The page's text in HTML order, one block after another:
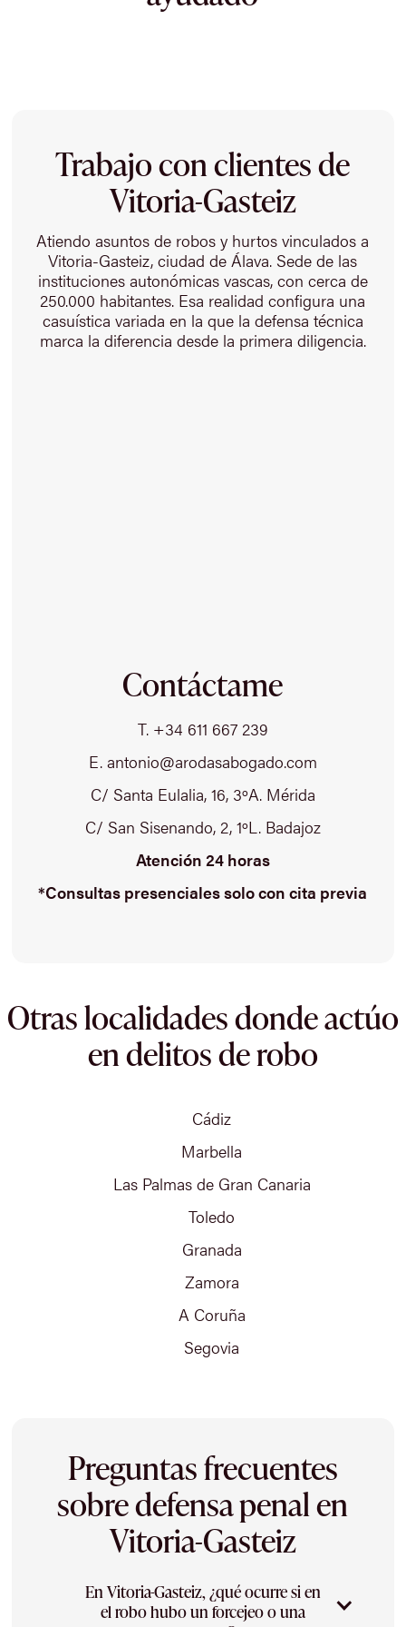
Trabajo con clientes de
Vitoria-Gasteiz
Atiendo asuntos de robos y hurtos vinculados a
Vitoria-Gasteiz, ciudad de Álava. Sede de las
instituciones autonómicas vascas, con cerca de
250.000 habitantes. Esa realidad configura una
casuística variada en la que la defensa técnica
marca la diferencia desde la primera diligencia.
Contáctame
T. +34 611 667 239
E. antonio@arodasabogado.com
C/ Santa Eulalia, 16, 3ºA. Mérida
C/ San Sisenando, 2, 1ºL. Badajoz
Atención 24 horas
*Consultas presenciales solo con cita previa
Otras localidades donde actúo
en delitos de robo
Cádiz
Marbella
Las Palmas de Gran Canaria
Toledo
Granada
Zamora
A Coruña
Segovia
Preguntas frecuentes
sobre defensa penal en
Vitoria-Gasteiz
En Vitoria-Gasteiz, ¿qué ocurre si en
el robo hubo un forcejeo o una